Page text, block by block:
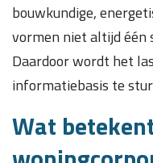
bouwkundige,
vormen niet altijd één
Daardoor wordt het
informatiebasis te
Wat